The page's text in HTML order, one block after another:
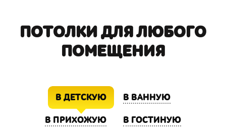
ПОТОЛКИ ДЛЯ ЛЮБОГО
ПОМЕЩЕНИЯ
В ДЕТСКУЮ В ВАННУЮ
В ПРИХОЖУЮ В ГОСТИНУЮ